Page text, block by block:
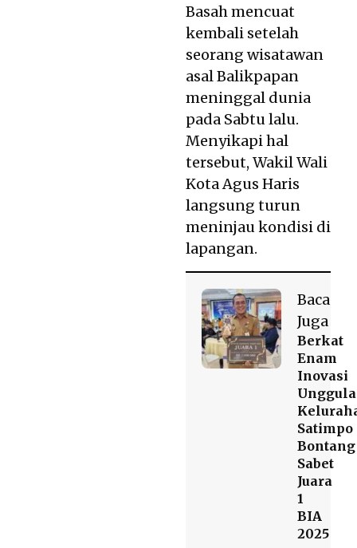
Basah mencuat
kembali setelah
seorang wisatawan
asal Balikpapan
meninggal dunia
pada Sabtu lalu.
Menyikapi hal
tersebut, Wakil Wali
Kota Agus Haris
langsung turun
meninjau kondisi di
lapangan.
Baca
Juga
Berkat
Enam
Inovasi
Satimpo
Bontang
Sabet
Juara
1
BIA
2025